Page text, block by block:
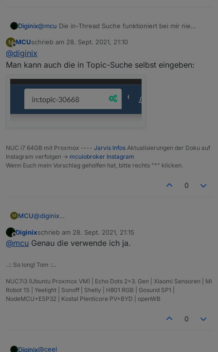
Diginix@mcu Die in-Thread Suche funktioniert bei mir nie
gefunden wurde und tatsächlich ist dort kein einziges
Forensoftware. Ich versuche schon immer so viel wie
möglich Wissen zu suchen, aber die Software macht es
einem echt schwer. Nun gut. Vorerst habe ich alles was
ich brauche um das UI weiter bauen zu können.
M
Offline
MCUschrieb am 28. Sept. 2021, 21:10
zuletzt editiert von
@diginix
Man kann auch die in Topic-Suche selbst eingeben:
NUC i7 64GB mit Proxmox ---- Jarvis Infos Aktualisierungen der Doku auf
Instagram verfolgen -> mcuiobroker Instagram
Wenn Euch mein Vorschlag geholfen hat, bitte rechts "^" klicken.
0
M MCU@diginix
Offline
Diginixschrieb am 28. Sept. 2021, 21:15
zuletzt editiert von
@mcu Genau die verwende ich ja.
..:: So long! Tom ::..
NUC7i3 (Ubuntu Proxmox VM) | Echo Dots 2+3. Gen | Xiaomi Sensoren | Mi
Robot 1S | Yeelight | Sonoff | Shelly | H801 RGB | Gosund SP1 |
NodeMCU+ESP32 | Kostal Plenticore PV+BYD | openWB
0
Diginix@ceel